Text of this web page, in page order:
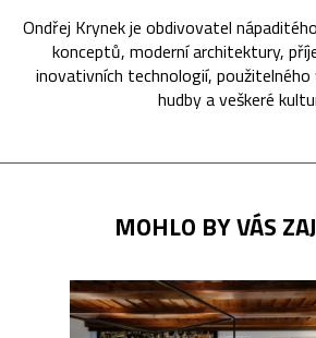
Ondřej Krynek je obdivovatel
konceptů, moderní architektury,
inovativních technologií, použitelného
hudby a veškeré
MOHLO BY VÁS